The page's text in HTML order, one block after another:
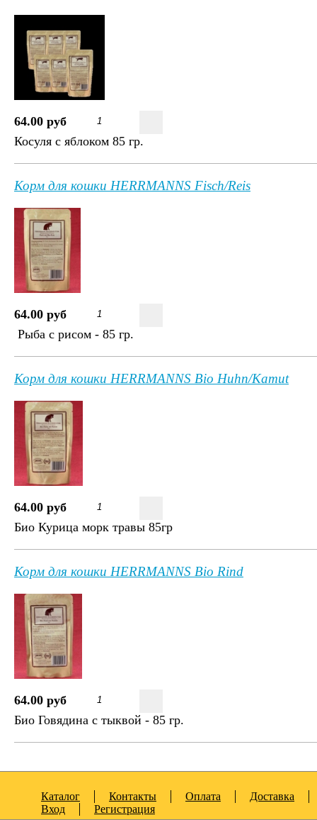
64.00 руб
Косуля с яблоком 85 гр.
Корм для кошки HERRMANNS Fisch/Reis
64.00 руб
Рыба с рисом - 85 гр.
Корм для кошки HERRMANNS Bio Huhn/Kamut
64.00 руб
Био Курица морк травы 85гр
Корм для кошки HERRMANNS Bio Rind
64.00 руб
Био Говядина с тыквой - 85 гр.
Каталог Контакты Оплата
Доставка
Вход
Регистрация